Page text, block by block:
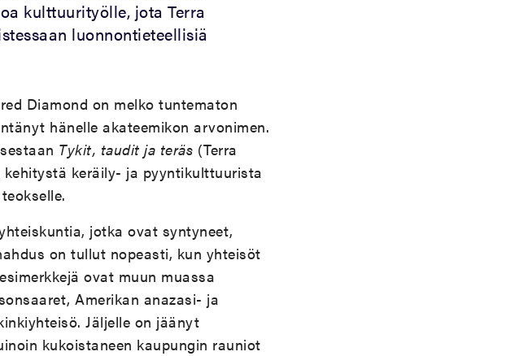
kulttuurityölle, jota Terra
luonnontieteellisiä
Diamond on melko tuntematon
hänelle akateemikon arvonimen.
Tykit, taudit ja teräs (Terra
keräily- ja pyyntikulttuurista
jotka ovat syntyneet,
on tullut nopeasti, kun yhteisöt
ovat muun muassa
Amerikan anazasi- ja
Jäljelle on jäänyt
kukoistaneen kaupungin rauniot